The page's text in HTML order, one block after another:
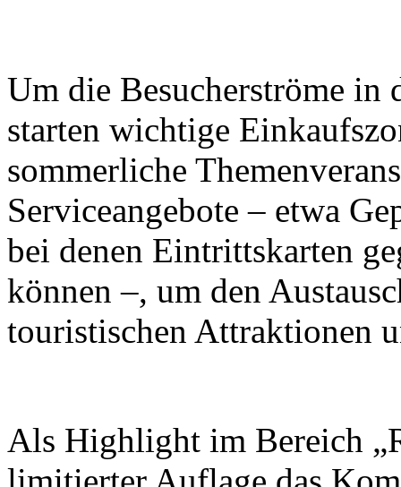
Um die Besucherströme in
starten wichtige
sommerliche
Serviceangebote – etwa
bei denen Eintrittskarten
können –, um den
touristischen Attraktionen
Als Highlight im Bereich